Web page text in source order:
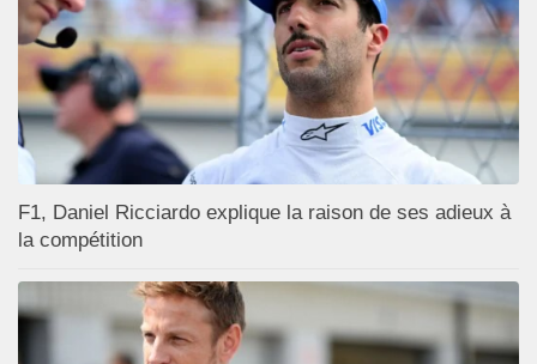
F1, Daniel Ricciardo explique la raison de ses adieux à
la compétition